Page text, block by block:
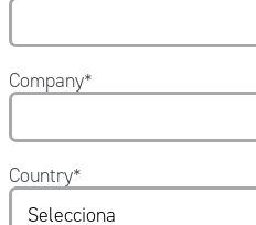
Company*
Country*